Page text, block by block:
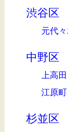
渋谷区
元代
中野区
上高田
江原町
杉並区